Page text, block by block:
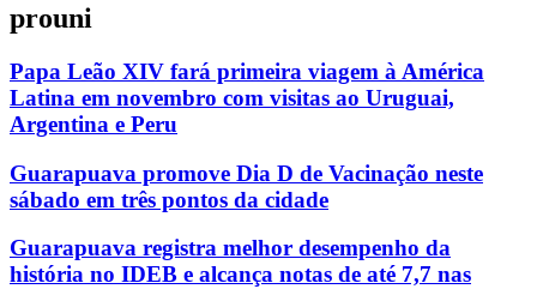
prouni
Papa Leão XIV fará primeira viagem à América
Latina em novembro com visitas ao Uruguai,
Argentina e Peru
Guarapuava promove Dia D de Vacinação neste
sábado em três pontos da cidade
Guarapuava registra melhor desempenho da
história no IDEB e alcança notas de até 7,7 nas